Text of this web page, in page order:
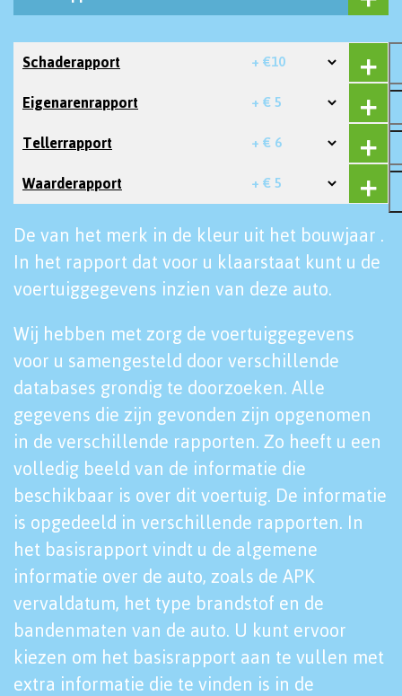
Schaderapport + €10
Eigenarenrapport + € 5
Tellerrapport + € 6
Waarderapport + € 5
De van het merk in de kleur uit het bouwjaar .
In het rapport dat voor u klaarstaat kunt u de
voertuiggegevens inzien van deze auto.
Wij hebben met zorg de voertuiggegevens
voor u samengesteld door verschillende
databases grondig te doorzoeken. Alle
gegevens die zijn gevonden zijn opgenomen
in de verschillende rapporten. Zo heeft u een
volledig beeld van de informatie die
beschikbaar is over dit voertuig. De informatie
is opgedeeld in verschillende rapporten. In
het basisrapport vindt u de algemene
informatie over de auto, zoals de APK
vervaldatum, het type brandstof en de
bandenmaten van de auto. U kunt ervoor
kiezen om het basisrapport aan te vullen met
extra informatie die te vinden is in de